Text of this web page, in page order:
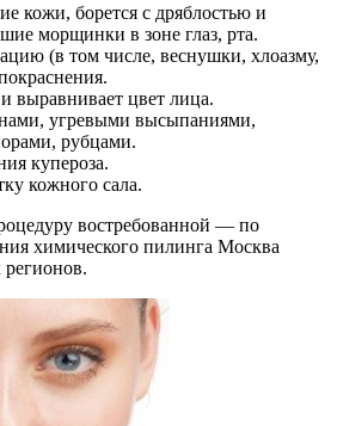
кожи, борется с дряблостью и
морщинки в зоне глаз, рта.
(в том числе, веснушки, хлоазму,
выравнивает цвет лица.
угревыми высыпаниями,
рубцами.
купероза.
кожного сала.
востребованной — по
химического пилинга Москва
регионов.